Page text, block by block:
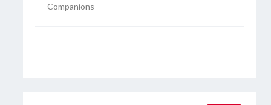
Companions